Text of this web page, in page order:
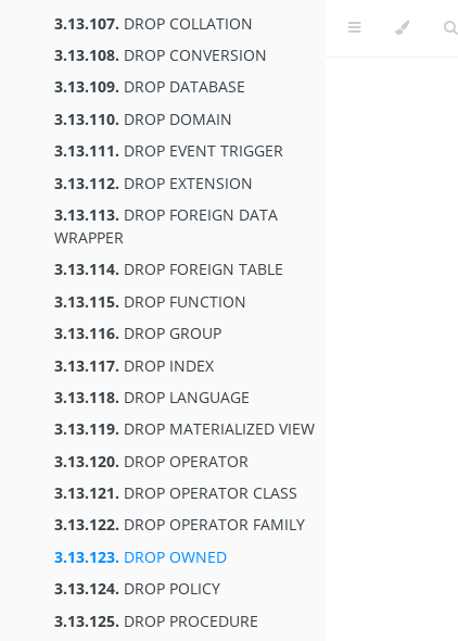
3.13.107. DROP COLLATION
3.13.108. DROP CONVERSION
3.13.109. DROP DATABASE
3.13.110. DROP DOMAIN
3.13.111. DROP EVENT TRIGGER
3.13.112. DROP EXTENSION
3.13.113. DROP FOREIGN DATA
WRAPPER
3.13.114. DROP FOREIGN TABLE
3.13.115. DROP FUNCTION
3.13.116. DROP GROUP
3.13.117. DROP INDEX
3.13.118. DROP LANGUAGE
3.13.119. DROP MATERIALIZED VIEW
3.13.120. DROP OPERATOR
3.13.121. DROP OPERATOR CLASS
3.13.122. DROP OPERATOR FAMILY
3.13.123. DROP OWNED
3.13.124. DROP POLICY
3.13.125. DROP PROCEDURE